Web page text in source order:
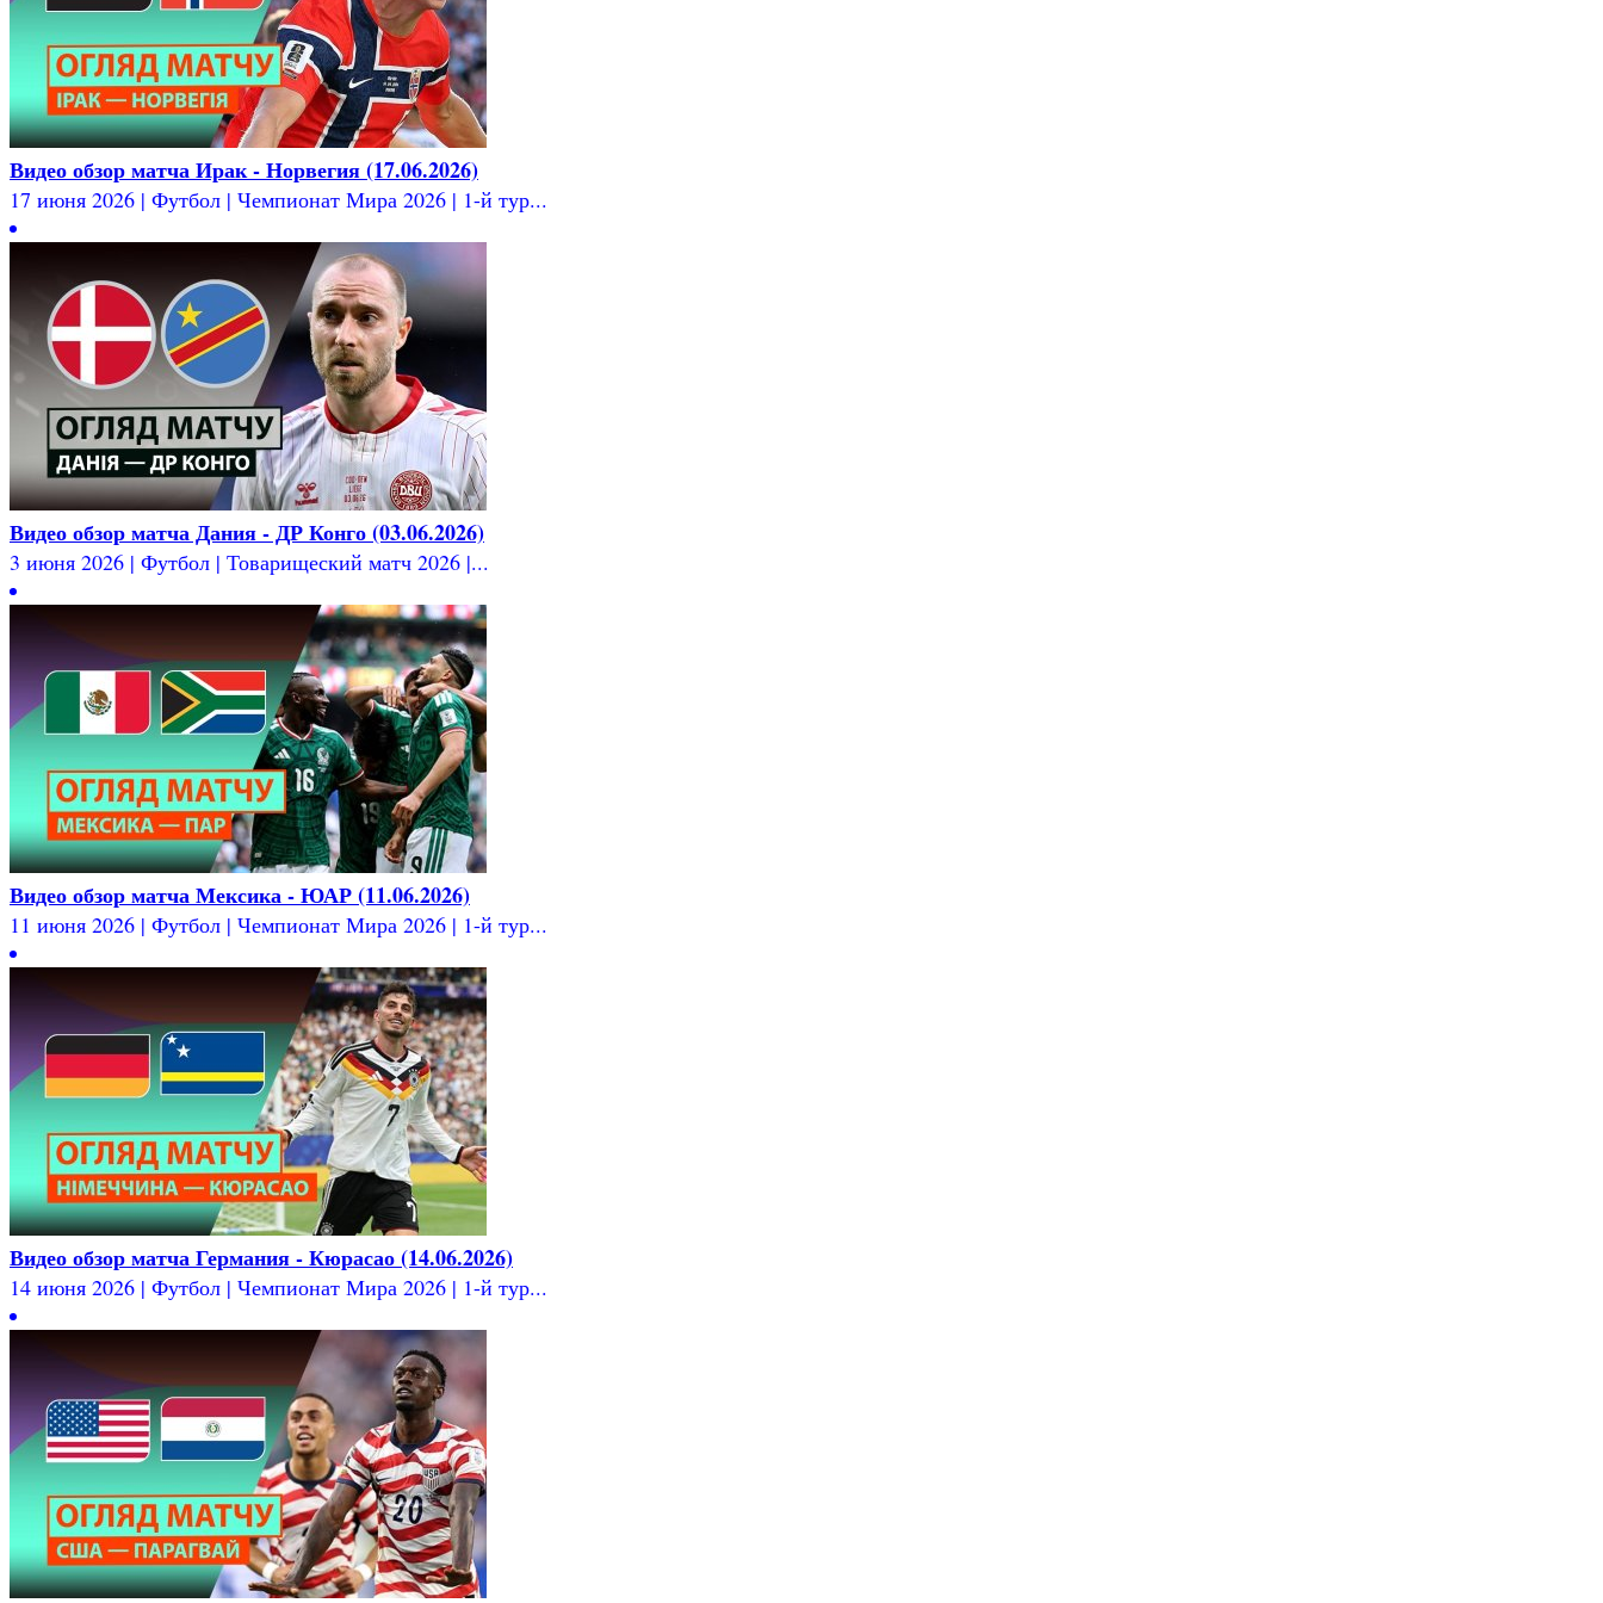
Видео обзор матча Ирак - Норвегия (17.06.2026)
17 июня 2026 | Футбол | Чемпионат Мира 2026 | 1-й тур...
Видео обзор матча Дания - ДР Конго (03.06.2026)
3 июня 2026 | Футбол | Товарищеский матч 2026 |...
Видео обзор матча Мексика - ЮАР (11.06.2026)
11 июня 2026 | Футбол | Чемпионат Мира 2026 | 1-й тур...
Видео обзор матча Германия - Кюрасао (14.06.2026)
14 июня 2026 | Футбол | Чемпионат Мира 2026 | 1-й тур...